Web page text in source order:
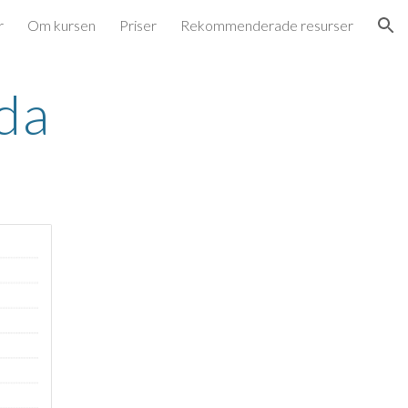
Om kursen Priser Rekommenderade resurser